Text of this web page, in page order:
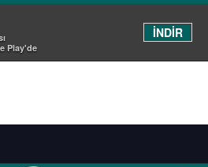
Play'de
İNDİR